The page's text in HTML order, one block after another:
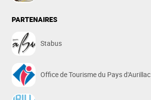
PARTENAIRES
Stabus
Office de Tourisme du Pays d'Aurillac